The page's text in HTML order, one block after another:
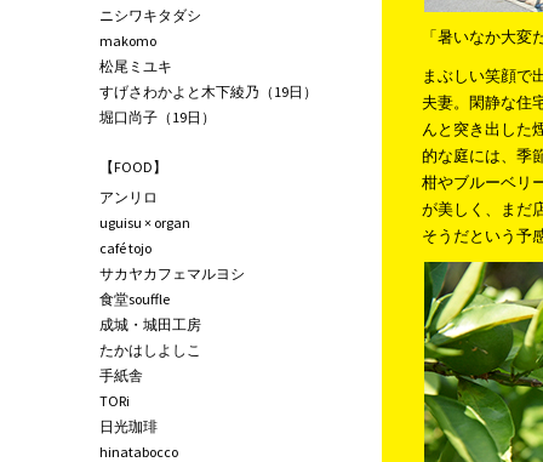
「暑いなか大変
まぶしい笑顔で
夫妻。閑静な住
んと突き出した
的な庭には、季
柑やブルーベリ
が美しく、まだ
そうだという予
ニシワキタダシ
makomo
松尾ミユキ
すげさわかよと木下綾乃（19日）
堀口尚子（19日）
【FOOD】
アンリロ
uguisu × organ
café tojo
サカヤカフェマルヨシ
食堂souffle
成城・城田工房
たかはしよしこ
手紙舎
TORi
日光珈琲
hinatabocco